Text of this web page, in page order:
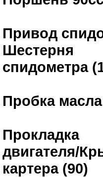
Привод
Шестерня
спидометра
Пробка
Прокладка
двигателя/
картера (90)